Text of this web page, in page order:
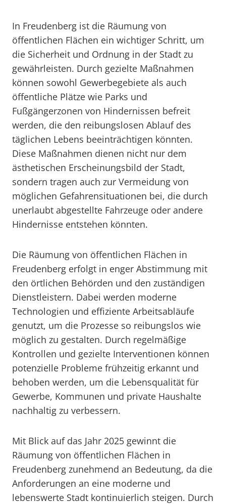
In Freudenberg ist die Räumung von
öffentlichen Flächen ein wichtiger Schritt, um
die Sicherheit und Ordnung in der Stadt zu
gewährleisten. Durch gezielte Maßnahmen
können sowohl Gewerbegebiete als auch
öffentliche Plätze wie Parks und
Fußgängerzonen von Hindernissen befreit
werden, die den reibungslosen Ablauf des
täglichen Lebens beeinträchtigen könnten.
Diese Maßnahmen dienen nicht nur dem
ästhetischen Erscheinungsbild der Stadt,
sondern tragen auch zur Vermeidung von
möglichen Gefahrensituationen bei, die durch
unerlaubt abgestellte Fahrzeuge oder andere
Hindernisse entstehen könnten.
Die Räumung von öffentlichen Flächen in
Freudenberg erfolgt in enger Abstimmung mit
den örtlichen Behörden und den zuständigen
Dienstleistern. Dabei werden moderne
Technologien und effiziente Arbeitsabläufe
genutzt, um die Prozesse so reibungslos wie
möglich zu gestalten. Durch regelmäßige
Kontrollen und gezielte Interventionen können
potenzielle Probleme frühzeitig erkannt und
behoben werden, um die Lebensqualität für
Gewerbe, Kommunen und private Haushalte
nachhaltig zu verbessern.
Mit Blick auf das Jahr 2025 gewinnt die
Räumung von öffentlichen Flächen in
Freudenberg zunehmend an Bedeutung, da die
Anforderungen an eine moderne und
lebenswerte Stadt kontinuierlich steigen. Durch